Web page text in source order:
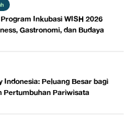
Inkubasi WISH 2026
Gastronomi, dan Budaya
Indonesia: Peluang Besar bagi
Pertumbuhan Pariwisata